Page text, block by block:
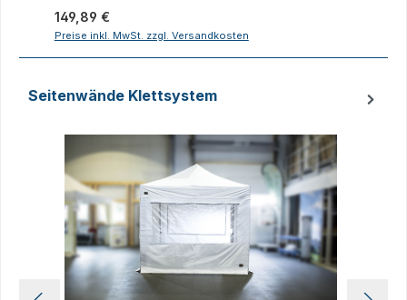
Regulärer Preis:
149,89 €
Preise inkl. MwSt. zzgl. Versandkosten
Seitenwände Klettsystem